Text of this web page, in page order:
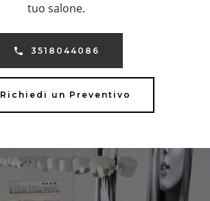
tuo salone.
3518044086
Richiedi un Preventivo